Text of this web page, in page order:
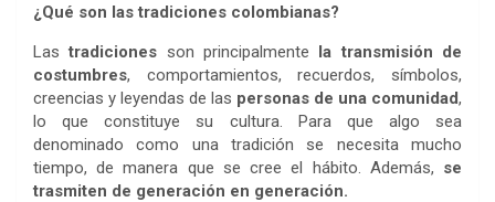
¿Qué son las tradiciones colombianas?
Lastradiciones son principalmente la transmisión de
costumbres, comportamientos, recuerdos, símbolos,
creencias y leyendas de las personas de una comunidad,
lo que constituye su cultura. Para que algo sea
denominado como una tradición se necesita mucho
tiempo, de manera que se cree el hábito. Además, se
trasmiten de generación en generación.